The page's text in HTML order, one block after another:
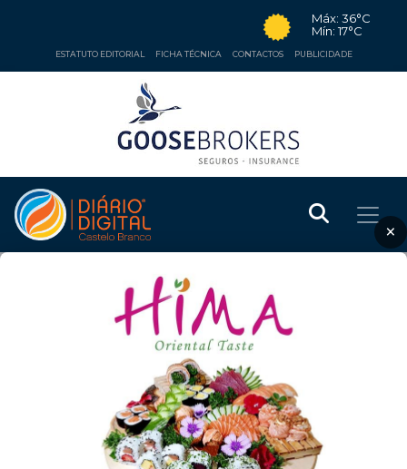
Máx: 36°C
Mín: 17°C
ESTATUTO EDITORIAL FICHA TÉCNICA CONTACTOS PUBLICIDADE
×